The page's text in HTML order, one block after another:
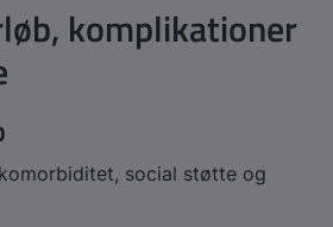
komplikationer
social støtte og